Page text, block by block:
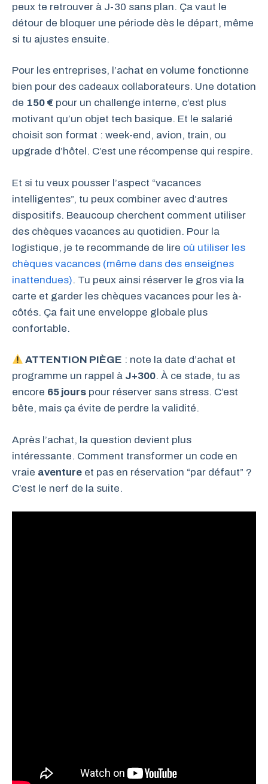
peux te retrouver à J-30 sans plan. Ça vaut le
détour de bloquer une période dès le départ, même
si tu ajustes ensuite.
Pour les entreprises, l’achat en volume fonctionne
bien pour des cadeaux collaborateurs. Une dotation
de 150 € pour un challenge interne, c’est plus
motivant qu’un objet tech basique. Et le salarié
choisit son format : week-end, avion, train, ou
upgrade d’hôtel. C’est une récompense qui respire.
Et si tu veux pousser l’aspect “vacances
intelligentes”, tu peux combiner avec d’autres
dispositifs. Beaucoup cherchent comment utiliser
des chèques vacances au quotidien. Pour la
logistique, je te recommande de lire où utiliser les
chèques vacances (même dans des enseignes
inattendues). Tu peux ainsi réserver le gros via la
carte et garder les chèques vacances pour les à-
côtés. Ça fait une enveloppe globale plus
confortable.
ATTENTION PIÈGE : note la date d’achat et
programme un rappel à J+300. À ce stade, tu as
encore 65 jours pour réserver sans stress. C’est
bête, mais ça évite de perdre la validité.
Après l’achat, la question devient plus
intéressante. Comment transformer un code en
vraie aventure et pas en réservation “par défaut” ?
C’est le nerf de la suite.